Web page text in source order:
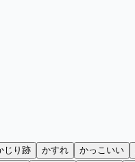
じり跡 かすれ かっこいい